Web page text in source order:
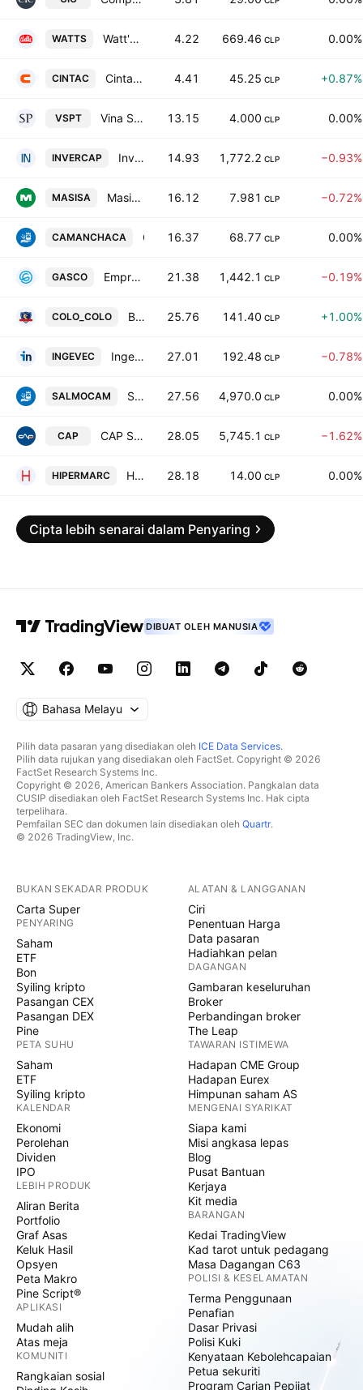
WATTS Watt's SA 4.22 669.46 CLP 0.00%
CINTAC Cintac S.A. 4.41 45.25 CLP +0.87%
VSPT Vina San Pedro Tarapaca S.A. 13.15 4.000 CLP 0.00%
INVERCAP Invercap SA INVERCAP 14.93 1,772.2 CLP −0.93%
MASISA Masisa S.A. 16.12 7.981 CLP −0.72%
CAMANCHACA 16.37 68.77 CLP 0.00%
GASCO Empresas Gasco SA 21.38 1,442.1 CLP −0.19%
COLO_COLO Blanco Y Negro S.A. 25.76 141.40 CLP +1.00%
INGEVEC Ingevec S.A. 27.01 192.48 CLP −0.78%
SALMOCAM Salmones Camanchaca SA 27.56 4,970.0 CLP 0.00%
CAP CAP S.A. 28.05 5,745.1 CLP −1.62%
HIPERMARC Hipermarc S.A. 28.18 14.00 CLP 0.00%
Cipta lebih senarai dalam Penyaring
DIBUAT OLEH MANUSIA
Bahasa Melayu
Pilih data pasaran yang disediakan oleh ICE Data Services.
Pilih data rujukan yang disediakan oleh FactSet. Copyright © 2026
FactSet Research Systems Inc.
Copyright © 2026, American Bankers Association. Pangkalan data
CUSIP disediakan oleh FactSet Research Systems Inc. Hak cipta
terpelihara.
Pemfailan SEC dan dokumen lain disediakan oleh Quartr.
© 2026 TradingView, Inc.
BUKAN SEKADAR PRODUK
Carta Super
PENYARING
Saham
ETF
Bon
Syiling kripto
Pasangan CEX
Pasangan DEX
Pine
PETA SUHU
Saham
ETF
Syiling kripto
KALENDAR
Ekonomi
Perolehan
Dividen
IPO
LEBIH PRODUK
Aliran Berita
Portfolio
Graf Asas
Keluk Hasil
Opsyen
Peta Makro
Pine Script®
APLIKASI
Mudah alih
Atas meja
KOMUNITI
Rangkaian sosial
ALATAN & LANGGANAN
Ciri
Penentuan Harga
Data pasaran
Hadiahkan pelan
DAGANGAN
Gambaran keseluruhan
Broker
Perbandingan broker
The Leap
TAWARAN ISTIMEWA
Hadapan CME Group
Hadapan Eurex
Himpunan saham AS
MENGENAI SYARIKAT
Siapa kami
Misi angkasa lepas
Blog
Pusat Bantuan
Kerjaya
Kit media
BARANGAN
Kedai TradingView
Kad tarot untuk pedagang
Masa Dagangan C63
POLISI & KESELAMATAN
Terma Penggunaan
Penafian
Dasar Privasi
Polisi Kuki
Kenyataan Kebolehcapaian
Petua sekuriti
Program Carian Pepijat